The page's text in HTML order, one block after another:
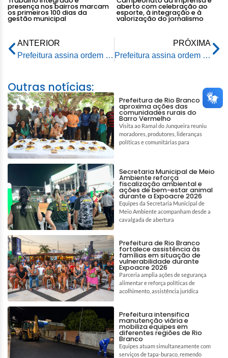
presença nos bairros marcam
os primeiros 100 dias da
gestão municipal
aberto com celebração ao
esporte, à integração e à
valorização do jornalismo
ANTERIOR
Prefeitura assina ordem de serviço para obra de mais uma creche na capital
PRÓXIMA
Prefeitura assina ordem de serviço para retomada de obra de mais uma creche na Cidade do Povo
Outras notícias:
Prefeitura de Rio Branco
aproxima ações das
comunidades rurais do
Barro Vermelho
Visita ao Ramal do Junqueira reuniu
moradores, produtores, lideranças
políticas e comunitárias para
Secretaria Municipal de Meio
Ambiente reforça
fiscalização ambiental e
ações de bem-estar animal
durante a Expoacre 2026
Equipes da Secretaria Municipal de
Meio Ambiente acompanham desde a
cavalgada de abertura
Prefeitura de Rio Branco
fortalece assistência às
famílias em situação de
vulnerabilidade durante
Expoacre 2026
Parceria amplia ações de segurança
alimentar e reforça políticas de
acolhimento, assistência jurídica
Prefeitura intensifica
manutenção viária e
mobiliza equipes em
diferentes regiões de Rio
Branco
Equipes atuam simultaneamente com
serviços de tapa-buraco, remendo